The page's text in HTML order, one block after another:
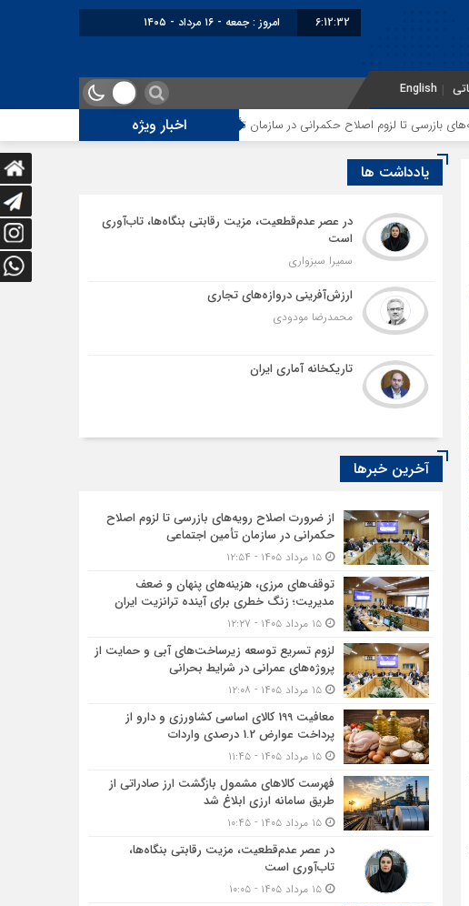
6:12:32 امروز : جمعه - ۱۶ مرداد - ۱۴۰۵
English
اخبار ویژه تا لزوم اصلاح حکمرانی در سازمان تأمین اجتماعی توقف‌های مرزی، هزینه‌های پنهان و
یادداشت ها
در عصر عدم‌قطعیت، مزیت رقابتی بنگاه‌ها، تاب‌آوری
است
سمیرا سبزواری
ارزش‌آفرینی دروازه‌های تجاری
محمدرضا مودودی
تاریکخانه آماری ایران
آخرین خبرها
از ضرورت اصلاح رویه‌های بازرسی تا لزوم اصلاح
حکمرانی در سازمان تأمین اجتماعی
۱۵ مرداد ۱۴۰۵ - ۱۲:۵۴
توقف‌های مرزی، هزینه‌های پنهان و ضعف
مدیریت؛ زنگ خطری برای آینده ترانزیت ایران
۱۵ مرداد ۱۴۰۵ - ۱۲:۲۷
لزوم تسریع توسعه زیرساخت‌های آبی و حمایت از
پروژه‌های عمرانی در شرایط بحرانی
۱۵ مرداد ۱۴۰۵ - ۱۲:۰۸
معافیت 199 کالای اساسی کشاورزی و دارو از
پرداخت عوارض 1.2 درصدی واردات
۱۵ مرداد ۱۴۰۵ - ۱۱:۴۵
فهرست کالاهای مشمول بازگشت ارز صادراتی از
طریق سامانه ارزی ابلاغ شد
۱۵ مرداد ۱۴۰۵ - ۱۰:۴۵
در عصر عدم‌قطعیت، مزیت رقابتی بنگاه‌ها،
تاب‌آوری است
۱۵ مرداد ۱۴۰۵ - ۱۰:۰۵